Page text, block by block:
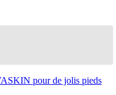
pour de jolis pieds